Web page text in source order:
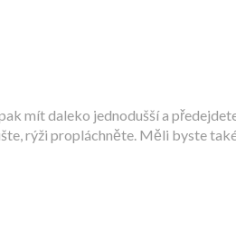
mít daleko jednodušší a
rýži propláchněte. Měli byste